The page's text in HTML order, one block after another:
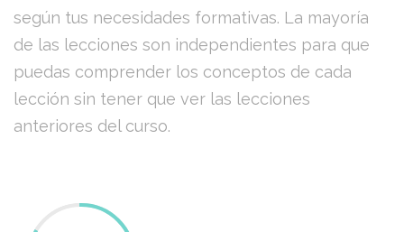
según tus necesidades formativas. La mayoría
de las lecciones son independientes para que
puedas comprender los conceptos de cada
lección sin tener que ver las lecciones
anteriores del curso.